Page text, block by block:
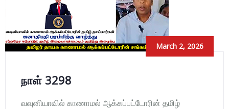
March 2, 2026
நாள் 3298
வவுனியாவில் காணாமல் ஆக்கப்பட்டோரின் தமிழ்